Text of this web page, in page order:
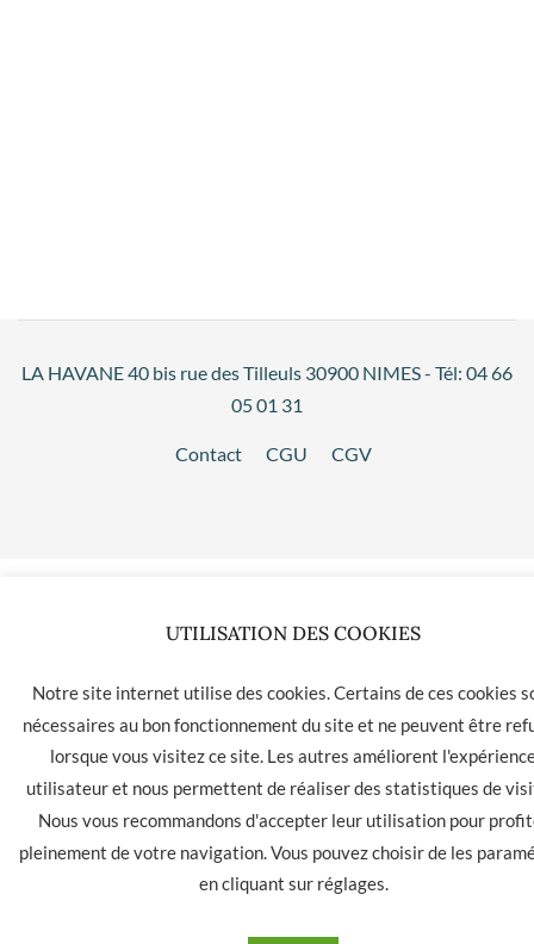
LA HAVANE 40 bis rue des Tilleuls 30900 NIMES - Tél: 04 66
05 01 31
Contact CGU CGV
UTILISATION DES COOKIES
Notre site internet utilise des cookies. Certains de ces cookies
nécessaires au bon fonctionnement du site et ne peuvent être
lorsque vous visitez ce site. Les autres améliorent
utilisateur et nous permettent de réaliser des statistiques de
Nous vous recommandons d'accepter leur utilisation pour
pleinement de votre navigation. Vous pouvez choisir de les
en cliquant sur réglages.